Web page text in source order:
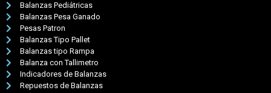
Balanzas Pediátricas
Balanzas Pesa Ganado
Pesas Patron
Balanzas Tipo Pallet
Balanzas tipo Rampa
Balanza con Tallimetro
Indicadores de Balanzas
Repuestos de Balanzas